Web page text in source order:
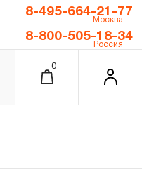
8-495-664-21-77
Москва
8-800-505-18-34
Россия
0